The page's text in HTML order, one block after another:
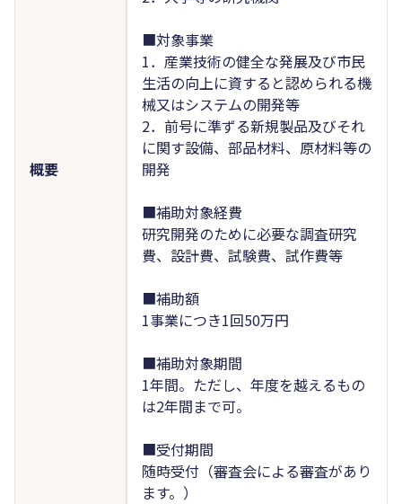
概要
■対象事業
1．産業技術の健全な発展及び市民
生活の向上に資すると認められる機
械又はシステムの開発等
2．前号に準ずる新規製品及びそれ
に関す設備、部品材料、原材料等の
開発
■補助対象経費
研究開発のために必要な調査研究
費、設計費、試験費、試作費等
■補助額
1事業につき1回50万円
■補助対象期間
1年間。ただし、年度を越えるもの
は2年間まで可。
■受付期間
随時受付（審査会による審査があり
ます。）